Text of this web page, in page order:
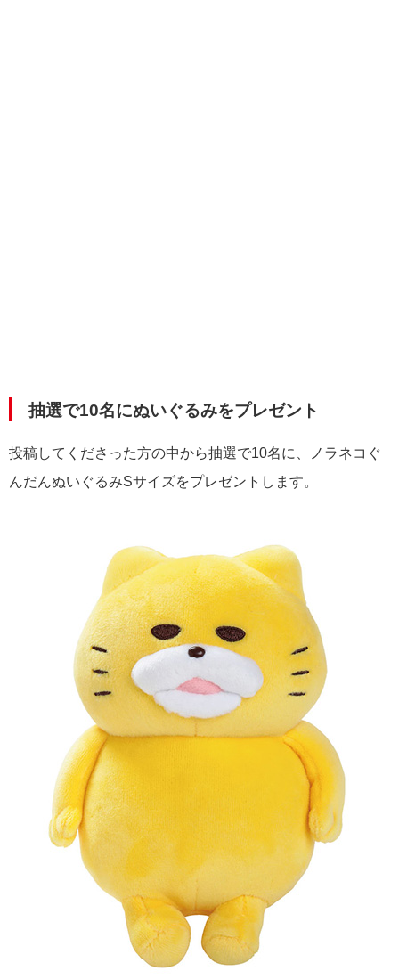
抽選で10名にぬいぐるみをプレゼント
投稿してくださった方の中から抽選で10名に、ノラネコぐ
んだんぬいぐるみSサイズをプレゼントします。